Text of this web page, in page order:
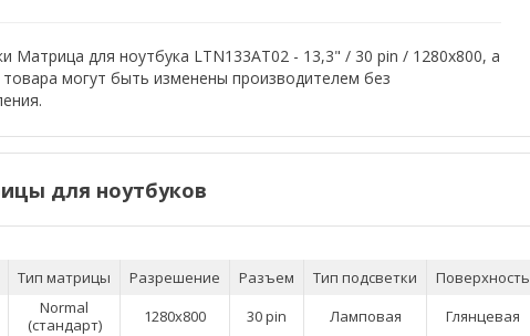
Матрица для ноутбука LTN133AT02 - 13,3" / 30 pin / 1280x800, а
могут быть изменены производителем без
для ноутбуков
Тип матрицы Разрешение Разъем Тип подсветки Поверхность
Normal
(стандарт)
1280x800 30 pin Ламповая Глянцевая